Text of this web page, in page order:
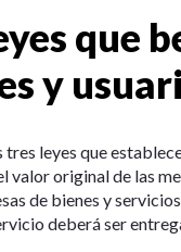
que
y
tres leyes que
valor original de las
de bienes y
deberá ser